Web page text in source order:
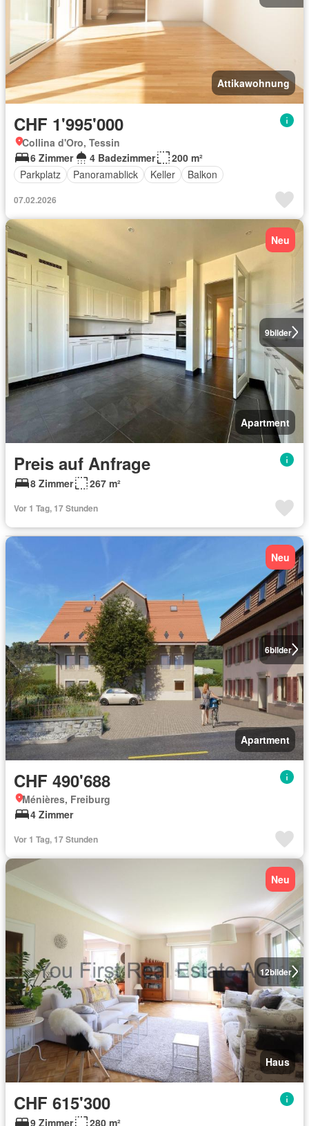
Attikawohnung
CHF 1'995'000
Collina d'Oro, Tessin
6 Zimmer
4 Badezimmer
200 m²
Parkplatz
Panoramablick Keller Balkon
07.02.2026
9bilder
Neu
Apartment
Preis auf Anfrage
8 Zimmer 267 m²
Vor 1 Tag, 17 Stunden
6bilder
Neu
Apartment
CHF 490'688
Ménières, Freiburg
4 Zimmer
Vor 1 Tag, 17 Stunden
12bilder
Neu
Haus
CHF 615'300
9 Zimmer 280 m²